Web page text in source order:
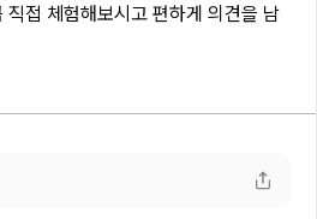
접 체험해보시고 편하게 의견을 남